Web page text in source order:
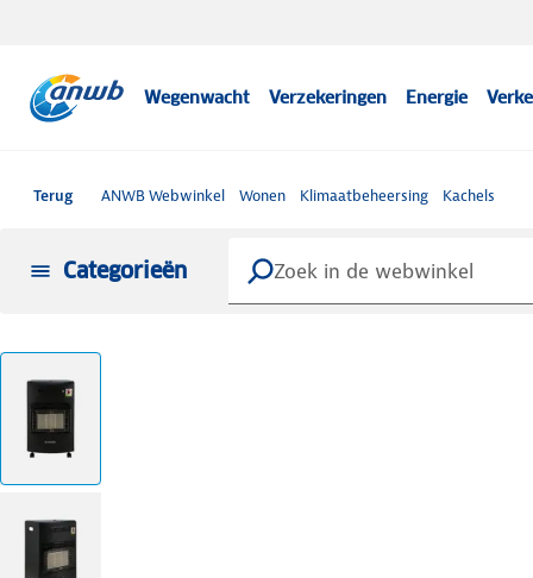
Wegenwacht Verzekeringen Energie
Terug ANWB Webwinkel Wonen Klimaatbeheersing Kachels
Categorieën